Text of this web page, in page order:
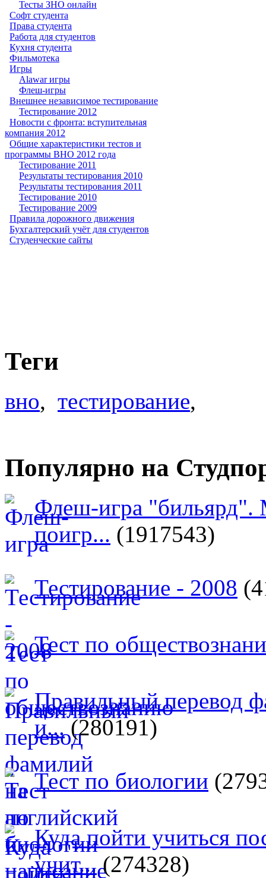
Тесты ЗНО онлайн
Софт студента
Права студента
Работа для студентов
Кухня студента
Фильмотека
Игры
Alawar игры
Флеш-игры
Внешнее независимое тестирование
Тестирование 2012
Новости с фронта: вступительная
компания 2012
Общие характеристики тестов и
программы ВНО 2012 года
Тестирование 2011
Результаты тестирования 2010
Результаты тестирования 2011
Тестирование 2010
Тестирование 2009
Правила дорожного движения
Бухгалтерский учёт для студентов
Студенческие сайты
Теги
вно, тестирование,
Популярно на
Флеш-игра "бильярд".
поигр... (1917543)
Тестирование - 2008
Тест по
Правильный перевод
и...(280191)
Тест по биологии
Куда пойти учиться
учит...(274328)